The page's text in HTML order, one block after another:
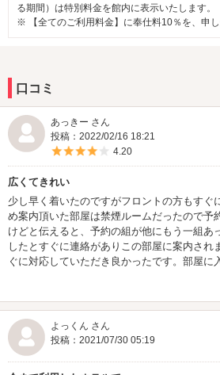
る期間）は特別料金を館内に表示いたします。
※ 【全てのご利用料金】に奉仕料10％を、申し
口コミ
あっきー さん
投稿：2022/02/16 18:21
5つ星のうち4
4.20
広くてきれい
少し早く着いたのですがフロントの方もすぐ
め案内頂いた部屋は禁煙ルームだったので予
けどと伝えると、予約の組が他にもう一組あ
したとすぐに連絡がありこの部屋に案内され
ぐに対応していただき良かったです。部屋に
よっくん さん
投稿：2021/07/30 05:19